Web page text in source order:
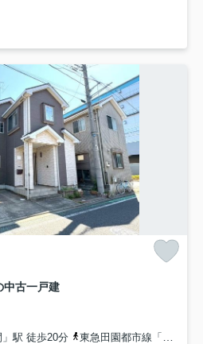
中古一戸建
駅 徒歩20分
東急田園都市線「中央林間」駅 徒歩20分